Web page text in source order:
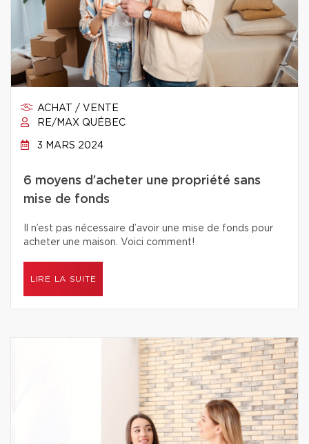
ACHAT / VENTE
RE/MAX QUÉBEC
3 MARS 2024
6 moyens d’acheter une propriété sans
mise de fonds
Il n’est pas nécessaire d’avoir une mise de fonds pour
acheter une maison. Voici comment!
LIRE LA SUITE